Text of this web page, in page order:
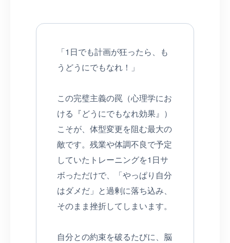
「1日でも計画が狂ったら、も
うどうにでもなれ！」
この完璧主義の罠（心理学にお
ける『どうにでもなれ効果』）
こそが、体型変更を阻む最大の
敵です。残業や体調不良で予定
していたトレーニングを1日サ
ボっただけで、「やっぱり自分
はダメだ」と過剰に落ち込み、
そのまま挫折してしまいます。
自分との約束を破るたびに、脳